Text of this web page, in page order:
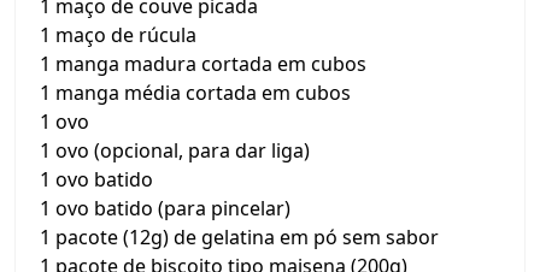
1 maço de couve picada
1 maço de rúcula
1 manga madura cortada em cubos
1 manga média cortada em cubos
1 ovo
1 ovo (opcional, para dar liga)
1 ovo batido
1 ovo batido (para pincelar)
1 pacote (12g) de gelatina em pó sem sabor
1 pacote de biscoito tipo maisena (200g)